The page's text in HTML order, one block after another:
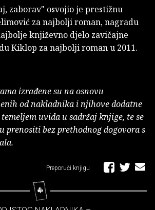
zaborav" osvojio je prestižnu
za najbolji roman, nagradu
književno djelo zavičajne
Kiklop za najbolji roman u 2011.
izrađene su na osnovu
od nakladnika i njihove dodatne
uvida u sadržaj knjige, te se
prenositi bez prethodnog dogovora s
Preporuči knjigu